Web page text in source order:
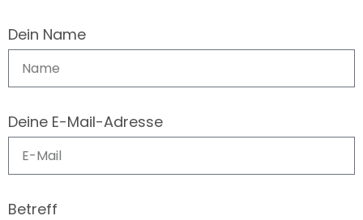
Dein Name
Deine E-Mail-Adresse
Betreff